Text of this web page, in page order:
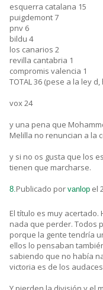
esquerra catalana 15
puigdemont 7
pnv 6
bildu 4
los canarios 2
revilla cantabria 1
compromis valencia 1
TOTAL 36 (pese a la ley d,
vox 24
y una pena que
Melilla no renuncian a la
y si no os gusta que los
tienen que marcharse.
8. Publicado por vanlop el
El título es muy
nada que perder. Todos
porque la gente tendría
ellos lo pensaban
sabiendo que no había
victoria es de los